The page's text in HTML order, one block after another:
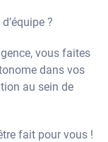
?
vous faites
dans vos
au sein de
fait pour vous !